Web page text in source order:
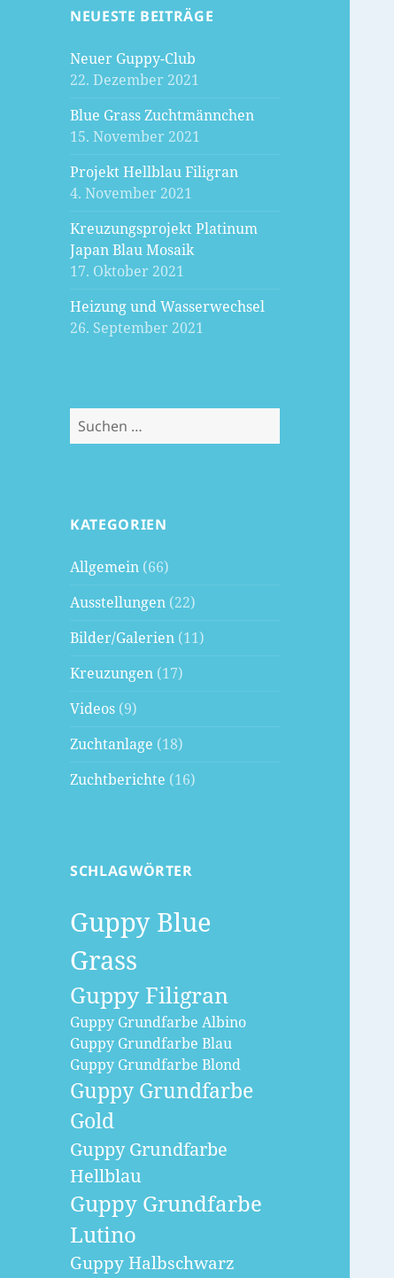
NEUESTE BEITRÄGE
Neuer Guppy-Club
22. Dezember 2021
Blue Grass Zuchtmännchen
15. November 2021
Projekt Hellblau Filigran
4. November 2021
Kreuzungsprojekt Platinum
Japan Blau Mosaik
17. Oktober 2021
Heizung und Wasserwechsel
26. September 2021
Suchen
nach:
KATEGORIEN
Allgemein (66)
Ausstellungen (22)
Bilder/Galerien (11)
Kreuzungen (17)
Videos (9)
Zuchtanlage (18)
Zuchtberichte (16)
SCHLAGWÖRTER
Guppy Blue
Grass
Guppy Filigran
Guppy Grundfarbe Albino
Guppy Grundfarbe Blau
Guppy Grundfarbe Blond
Guppy Grundfarbe
Gold
Guppy Grundfarbe
Hellblau
Guppy Grundfarbe
Lutino
Guppy Halbschwarz